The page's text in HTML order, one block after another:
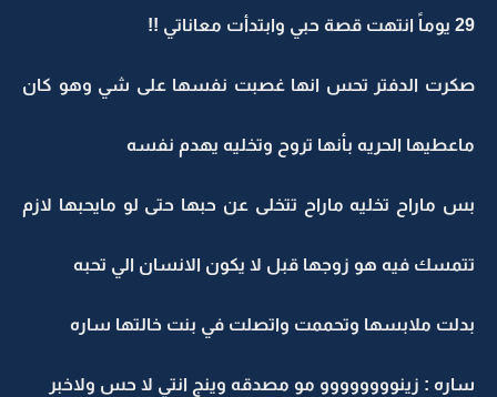
29 يوماً انتهت قصة حبي وابتدأت معاناتي !!
صكرت الدفتر تحس انها غصبت نفسها على شي وهو كان
ماعطيها الحريه بأنها تروح وتخليه يهدم نفسه
بس ماراح تخليه ماراح تتخلى عن حبها حتى لو مايحبها لازم
تتمسك فيه هو زوجها قبل لا يكون الانسان الي تحبه
بدلت ملابسها وتحممت واتصلت في بنت خالتها ساره
ساره : زينوووووووو مو مصدقه وينج انتي لا حس ولاخبر